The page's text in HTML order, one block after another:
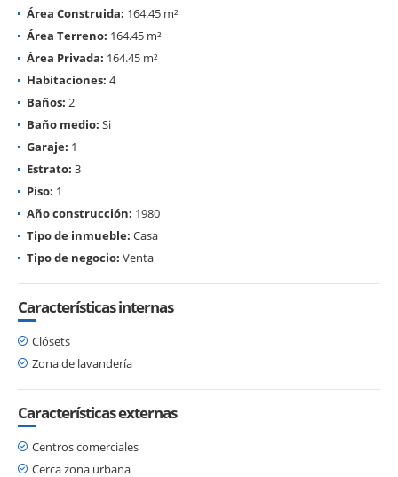
Área Construida: 164.45 m²
Área Terreno: 164.45 m²
Área Privada: 164.45 m²
Habitaciones: 4
Baños: 2
Baño medio: Si
Garaje: 1
Estrato: 3
Piso: 1
Año construcción: 1980
Tipo de inmueble: Casa
Tipo de negocio: Venta
Características internas
Clósets
Zona de lavandería
Características externas
Centros comerciales
Cerca zona urbana